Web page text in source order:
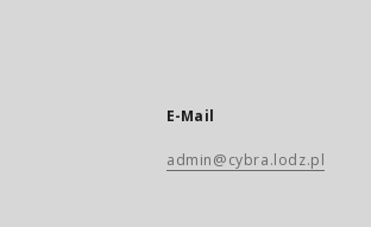
E-Mail
admin@cybra.lodz.pl